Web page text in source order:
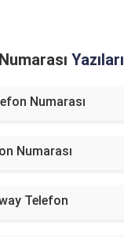
Yazıları
Numarası
Numarası
Telefon